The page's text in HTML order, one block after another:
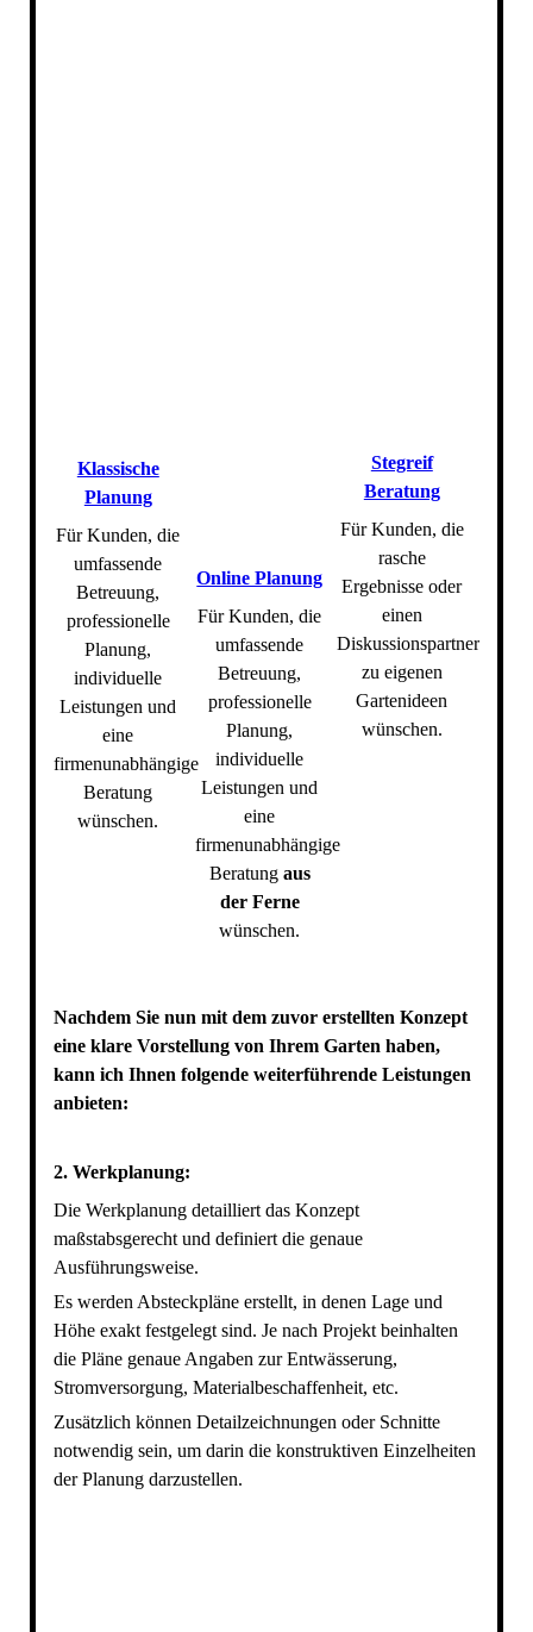
Klassische
Planung
Für Kunden, die
umfassende
Betreuung,
professionelle
Planung,
individuelle
Leistungen und
eine
firmenunabhängige
Beratung
wünschen.
Online Planung
Für Kunden, die
umfassende
Betreuung,
professionelle
Planung,
individuelle
Leistungen und
eine
firmenunabhängige
Beratung aus
der Ferne
wünschen.
Stegreif
Beratung
Für Kunden, die
rasche
Ergebnisse oder
einen
Diskussionspartner
zu eigenen
Gartenideen
wünschen.
Nachdem Sie nun mit dem zuvor erstellten Konzept
eine klare Vorstellung von Ihrem Garten haben,
kann ich Ihnen folgende weiterführende Leistungen
anbieten:
2. Werkplanung:
Die Werkplanung detailliert das Konzept
maßstabsgerecht und definiert die genaue
Ausführungsweise.
Es werden Absteckpläne erstellt, in denen Lage und
Höhe exakt festgelegt sind. Je nach Projekt beinhalten
die Pläne genaue Angaben zur Entwässerung,
Stromversorgung, Materialbeschaffenheit, etc.
Zusätzlich können Detailzeichnungen oder Schnitte
notwendig sein, um darin die konstruktiven Einzelheiten
der Planung darzustellen.